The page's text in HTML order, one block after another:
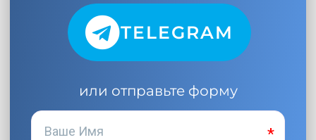
TELEGRAM
или отправьте форму